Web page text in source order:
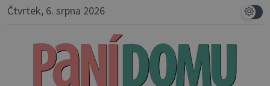
Čtvrtek, 6. srpna 2026